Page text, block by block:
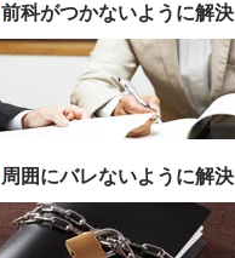
前科がつかないように解決
周囲にバレないように解決